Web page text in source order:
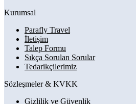
Kurumsal
Parafly Travel
İletişim
Talep Formu
Sıkça Sorulan Sorular
Tedarikçilerimiz
Sözleşmeler & KVKK
Gizlilik ve Güvenlik